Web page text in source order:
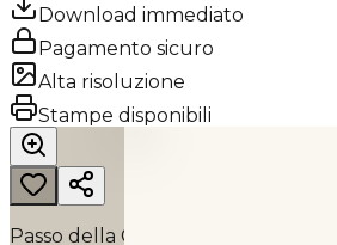
Download immediato
Pagamento sicuro
Alta risoluzione
Stampe disponibili
Passo della Cisa